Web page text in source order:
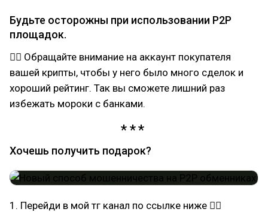
Будьте осторожны при использовании P2P
площадок.
☝🏻 Обращайте внимание на аккаунт покупателя
вашей крипты, чтобы у него было много сделок и
хороший рейтинг. Так вы сможете лишний раз
избежать мороки с банками.
Хочешь получить подарок?
1. Перейди в мой тг канал по ссылке ниже 👇🏻